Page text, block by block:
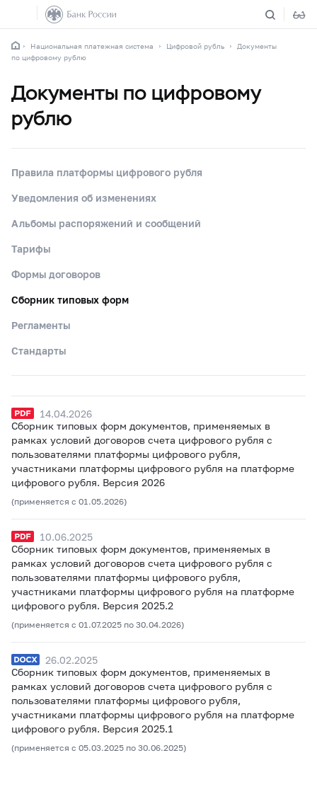
Национальная платежная система Цифровой рубль
Документы
по цифровому рублю
Документы по цифровому
рублю
Правила платформы цифрового рубля
Уведомления об изменениях
Альбомы распоряжений и сообщений
Тарифы
Формы договоров
Сборник типовых форм
Регламенты
Стандарты
14.04.2026
Сборник типовых форм документов, применяемых в
рамках условий договоров счета цифрового рубля с
пользователями платформы цифрового рубля,
участниками платформы цифрового рубля на платформе
цифрового рубля. Версия 2026
(применяется с 01.05.2026)
10.06.2025
Сборник типовых форм документов, применяемых в
рамках условий договоров счета цифрового рубля с
пользователями платформы цифрового рубля,
участниками платформы цифрового рубля на платформе
цифрового рубля. Версия 2025.2
(применяется с 01.07.2025 по 30.04.2026)
26.02.2025
Сборник типовых форм документов, применяемых в
рамках условий договоров счета цифрового рубля с
пользователями платформы цифрового рубля,
участниками платформы цифрового рубля на платформе
цифрового рубля. Версия 2025.1
(применяется с 05.03.2025 по 30.06.2025)